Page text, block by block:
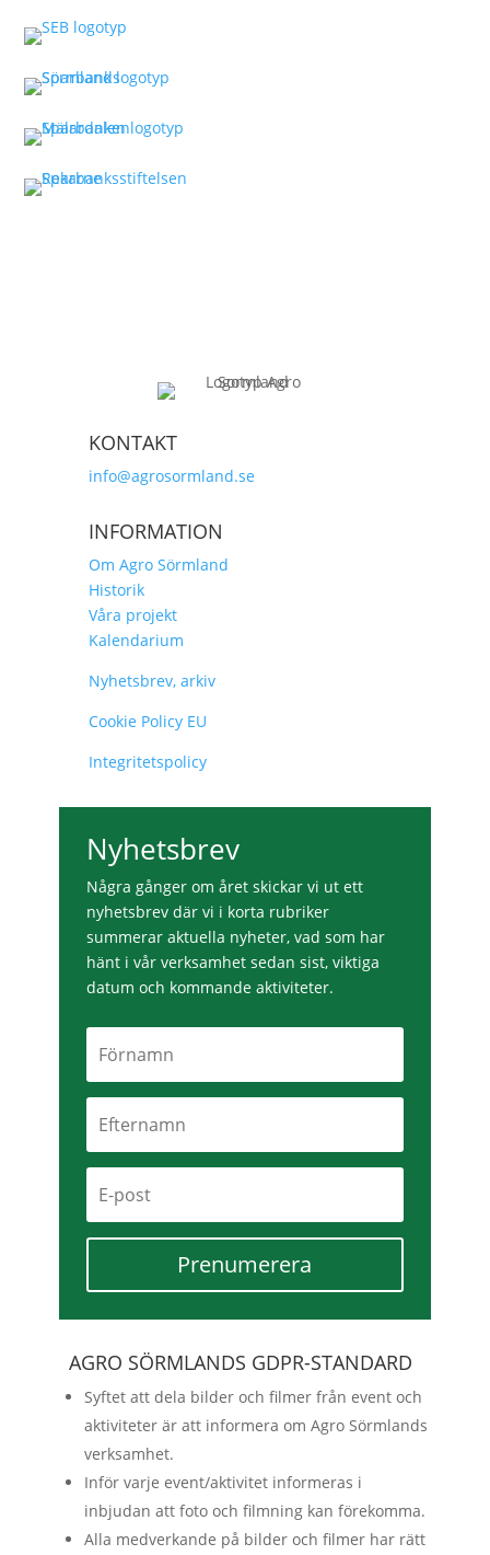
KONTAKT
info@agrosormland.se
INFORMATION
Om Agro Sörmland
Historik
Våra projekt
Kalendarium
Nyhetsbrev, arkiv
Cookie Policy EU
Integritetspolicy
Nyhetsbrev
Några gånger om året skickar vi ut ett
nyhetsbrev där vi i korta rubriker
summerar aktuella nyheter, vad som har
hänt i vår verksamhet sedan sist, viktiga
datum och kommande aktiviteter.
Prenumerera
AGRO SÖRMLANDS GDPR-STANDARD
Syftet att dela bilder och filmer från event och
aktiviteter är att informera om Agro Sörmlands
verksamhet.
Inför varje event/aktivitet informeras i
inbjudan att foto och filmning kan förekomma.
Alla medverkande på bilder och filmer har rätt